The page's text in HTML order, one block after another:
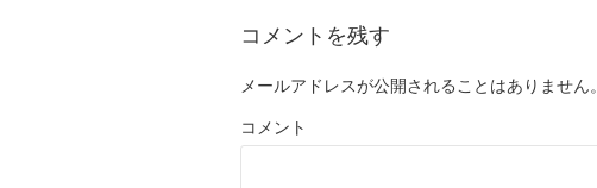
コメントを残す
メールアドレスが公開されることはありません。
コメント